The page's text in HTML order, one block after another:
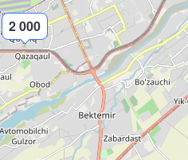
2 000